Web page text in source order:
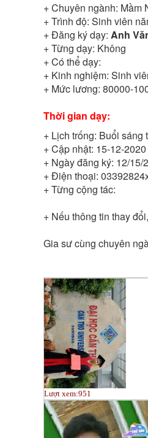
+ Chuyên ngành: Mầm
+ Trình độ:Sinh viên
+ Đăng ký dạy:Anh
+ Từng dạy: Không
+ Có thể dạy:
+ Kinh nghiệm:Sinh
+ Mức lương:80000-
Thời gian dạy:
+ Lịch trống: Buổi sáng
+ Cập nhật: 15-12-2020
+ Ngày đăng ký: 12/15/
+ Điện thoại:
+ Từng cộng tác:
+ Nếu thông tin thay
Gia sư cùng chuyên
Lượt xem:951